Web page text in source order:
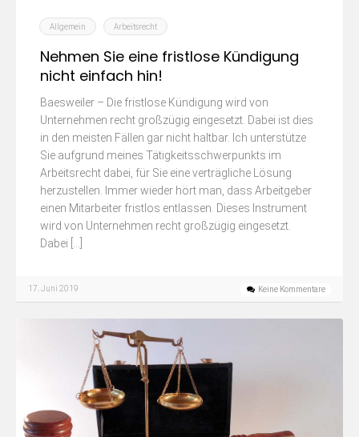
Allgemein Arbeitsrecht
Nehmen Sie eine fristlose Kündigung
nicht einfach hin!
Baesweiler – Die fristlose Kündigung wird von
Unternehmen recht großzügig eingesetzt. Dabei ist dies
in den meisten Fällen gar nicht haltbar. Ich unterstütze
Sie aufgrund meines Tätigkeitsschwerpunkts im
Arbeitsrecht dabei, für Sie eine verträgliche Lösung
herzustellen. Immer wieder hört man, dass Arbeitgeber
einen Mitarbeiter fristlos entlassen. Dieses Instrument
wird von Unternehmen recht großzügig eingesetzt.
Dabei […]
17. Juni 2019 Keine Kommentare